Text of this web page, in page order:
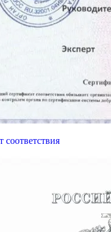
соответствия